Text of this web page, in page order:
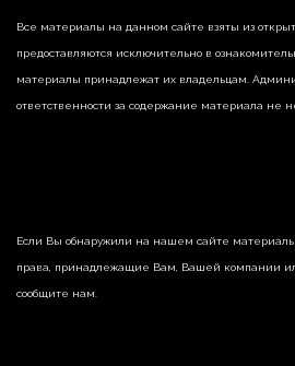
Все материалы на данном сайте взяты из
предоставляются исключительно в
материалы принадлежат их владельцам.
ответственности за содержание материала не
Если Вы обнаружили на нашем сайте
права, принадлежащие Вам, Вашей компании
сообщите нам.